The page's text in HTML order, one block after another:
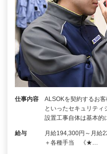
仕事内容
ALSOKを契約するお
といったセキュリティ
設置工事自体は基本
給与
月給194,300円～月給
＋各種手当 《★…